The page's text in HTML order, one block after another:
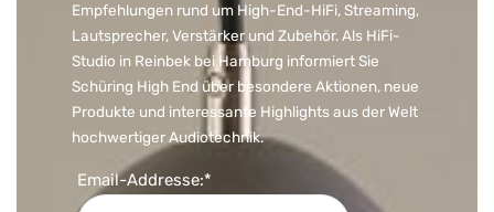
Empfehlungen rund um High-End-HiFi, Streaming,
Lautsprecher, Verstärker und Zubehör. Als HiFi-
Studio in Reinbek bei Hamburg informiert Sie
Schüring High End über besondere Aktionen, neue
Produkte und interessante Highlights aus der Welt
hochwertiger Audiotechnik.
Email-Addresse:*